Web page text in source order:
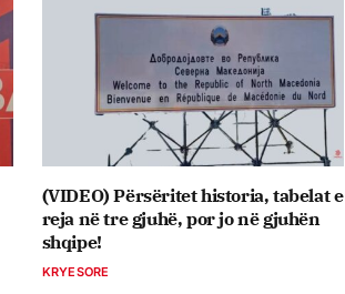
(VIDEO) Përsëritet historia, tabelat e
reja në tre gjuhë, por jo në gjuhën
shqipe!
KRYESORE